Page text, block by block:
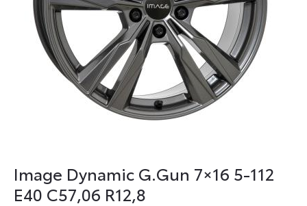
Image Dynamic G.Gun 7×16 5-112
E40 C57,06 R12,8